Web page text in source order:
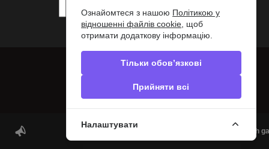
Play poker in Greece | ΟΦΙΤΕΧ Poker Clubs | Cash
Ознайомтеся з нашою Політикою у
відношенні файлів cookie, щоб
отримати додаткову інформацію.
Тільки обов’язкові
Прийняти всі
Налаштувати